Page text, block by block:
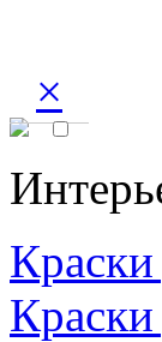
×
Краски